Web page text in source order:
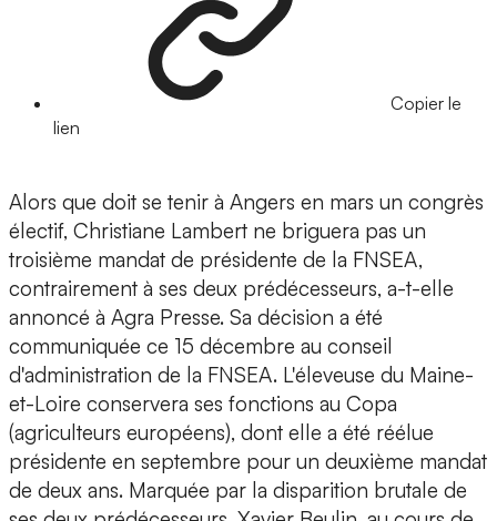
Copier le
lien
Alors que doit se tenir à Angers en mars un congrès
électif, Christiane Lambert ne briguera pas un
troisième mandat de présidente de la FNSEA,
contrairement à ses deux prédécesseurs, a-t-elle
annoncé à Agra Presse. Sa décision a été
communiquée ce 15 décembre au conseil
d'administration de la FNSEA. L'éleveuse du Maine-
et-Loire conservera ses fonctions au Copa
(agriculteurs européens), dont elle a été réélue
présidente en septembre pour un deuxième mandat
de deux ans. Marquée par la disparition brutale de